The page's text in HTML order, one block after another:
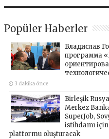
Popüler Haberler
Владислав
программа
3 dakika önce
Birleşik
Merkez
SuperJob,
istihdamı için
platformu oluşturacak